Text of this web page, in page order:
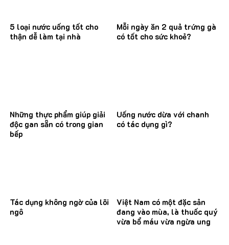
5 loại nước uống tốt cho
thận dễ làm tại nhà
Mỗi ngày ăn 2 quả trứng gà
có tốt cho sức khoẻ?
Những thực phẩm giúp giải
độc gan sẵn có trong gian
bếp
Uống nước dừa với chanh
có tác dụng gì?
Tác dụng không ngờ của lõi
ngô
Việt Nam có một đặc sản
đang vào mùa, là thuốc quý
vừa bổ máu vừa ngừa ung